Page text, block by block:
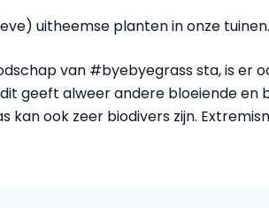
uitheemse planten in onze tuinen.
van #byebyegrass sta, is er
geeft alweer andere bloeiende en
ook zeer biodivers zijn.